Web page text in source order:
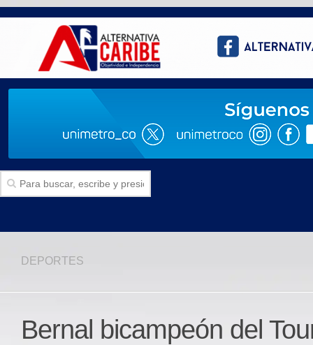
Politica
Deportes
DEPORTES
Bernal bicampeón del